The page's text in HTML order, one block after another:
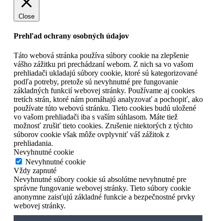
Close
Prehľad ochrany osobných údajov
Táto webová stránka používa súbory cookie na zlepšenie
vášho zážitku pri prechádzaní webom. Z nich sa vo vašom
prehliadači ukladajú súbory cookie, ktoré sú kategorizované
podľa potreby, pretože sú nevyhnutné pre fungovanie
základných funkcií webovej stránky. Používame aj cookies
tretích strán, ktoré nám pomáhajú analyzovať a pochopiť, ako
používate túto webovú stránku. Tieto cookies budú uložené
vo vašom prehliadači iba s vaším súhlasom. Máte tiež
možnosť zrušiť tieto cookies. Zrušenie niektorých z týchto
súborov cookie však môže ovplyvniť váš zážitok z
prehliadania.
Nevyhnutné cookie
Nevyhnutné cookie
Vždy zapnuté
Nevyhnutné súbory cookie sú absolútne nevyhnutné pre
správne fungovanie webovej stránky. Tieto súbory cookie
anonymne zaisťujú základné funkcie a bezpečnostné prvky
webovej stránky.